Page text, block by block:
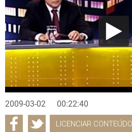
2009-03-02 00:22:40
LICENCIAR CONTEÚDO